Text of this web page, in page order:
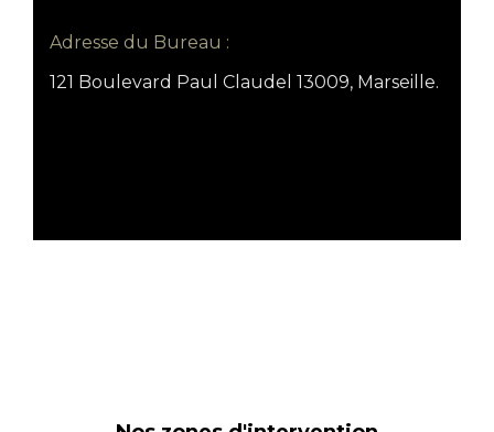
Adresse du Bureau :
121 Boulevard Paul Claudel 13009, Marseille.